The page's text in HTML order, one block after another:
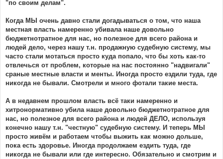
"по своим делам".
Когда МЫ очень давно стали догадываться о том, что наша
местная власть намеренно убивала наше довольно
бюджетнотратное для нас, но полезное для всего района и
людей дело, через нашу т.н. продажную судебную систему, мы
часто стали мотаться просто куда попало, что бы хоть как-то
отвлечься от проблем, которые на нас постоянно "надвигали"
сраные местные власти и менты. Иногда просто ездили туда, где
никогда не бывали. Смотрели и много фотали такие места.
А в недавнем прошлом власть всё таки намеренно и
хитронормативно убила наше довольно бюджетнотратное для
нас, но полезное для всего района и людей ДЕЛО, используя
конечно нашу т.н. "честную" судебную систему. И теперь МЫ
просто живём и работаем чтобы выжить как можно дольше,
пока есть здоровье. Иногда продолжаем ездить туда, где
никогда не бывали или где интересно. Обязательно и смотрим и